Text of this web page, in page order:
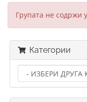
Групата не содржи
Категории